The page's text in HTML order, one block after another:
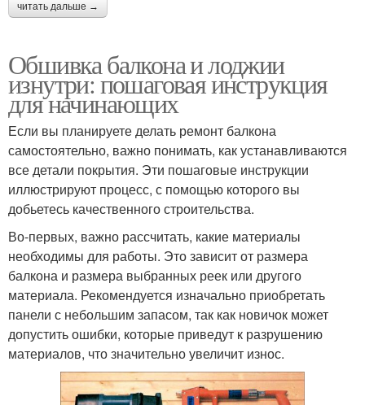
читать дальше →
Обшивка балкона и лоджии
изнутри: пошаговая инструкция
для начинающих
Если вы планируете делать ремонт балкона
самостоятельно, важно понимать, как устанавливаются
все детали покрытия. Эти пошаговые инструкции
иллюстрируют процесс, с помощью которого вы
добьетесь качественного строительства.
Во-первых, важно рассчитать, какие материалы
необходимы для работы. Это зависит от размера
балкона и размера выбранных реек или другого
материала. Рекомендуется изначально приобретать
панели с небольшим запасом, так как новичок может
допустить ошибки, которые приведут к разрушению
материалов, что значительно увеличит износ.